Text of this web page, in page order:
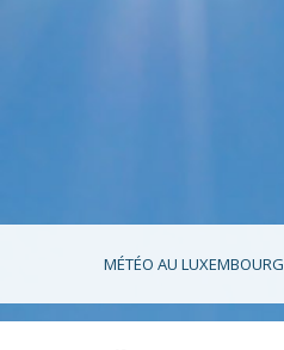
MÉTÉO AU LUXEMBOURG